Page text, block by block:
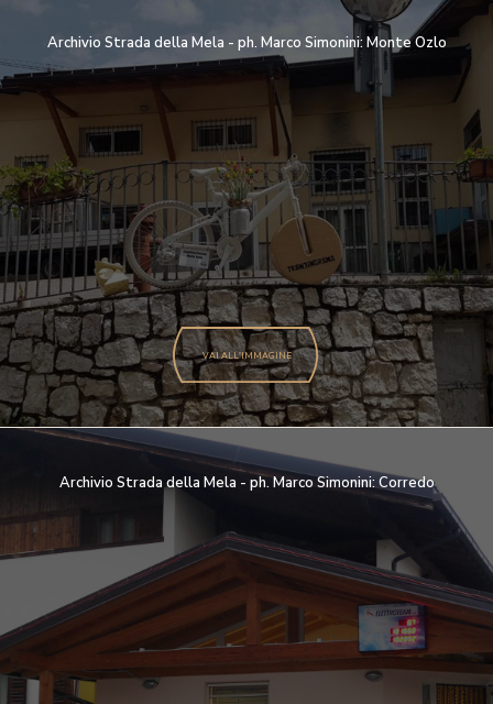
Archivio Strada della Mela - ph. Marco Simonini: Monte Ozlo
VAI ALL'IMMAGINE
Archivio Strada della Mela - ph. Marco Simonini: Corredo